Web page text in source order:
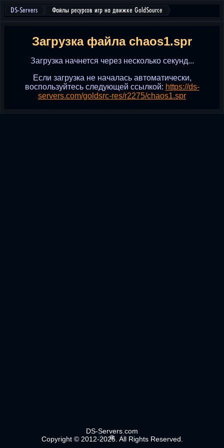
DS-Servers Файлы ресурсов игр на движке GoldSource
Загрузка файла chaos1.spr
Загрузка начнется через несколько секунд...
Если загрузка не началась автоматически,
воспользуйтесь следующей ссылкой: https://ds-
servers.com/goldsrc-res/r2275/chaos1.spr
DS-Servers.com
Copyright © 2012-2025. All Rights Reserved.